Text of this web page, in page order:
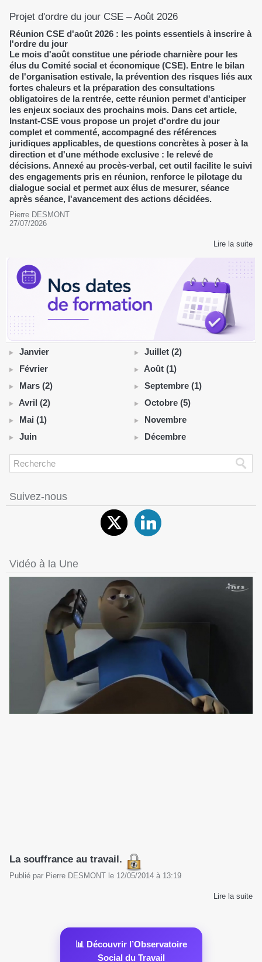
Projet d'ordre du jour CSE – Août 2026
Réunion CSE d'août 2026 : les points essentiels à inscrire à
l'ordre du jour
Le mois d'août constitue une période charnière pour les
élus du Comité social et économique (CSE). Entre le bilan
de l'organisation estivale, la prévention des risques liés aux
fortes chaleurs et la préparation des consultations
obligatoires de la rentrée, cette réunion permet d'anticiper
les enjeux sociaux des prochains mois. Dans cet article,
Instant-CSE vous propose un projet d'ordre du jour
complet et commenté, accompagné des références
juridiques applicables, de questions concrètes à poser à la
direction et d'une méthode exclusive : le relevé de
décisions. Annexé au procès-verbal, cet outil facilite le suivi
des engagements pris en réunion, renforce le pilotage du
dialogue social et permet aux élus de mesurer, séance
après séance, l'avancement des actions décidées.
Pierre DESMONT
27/07/2026
Lire la suite
Janvier
Février
Mars (2)
Avril (2)
Mai (1)
Juin
Juillet (2)
Août (1)
Septembre (1)
Octobre (5)
Novembre
Décembre
Suivez-nous
Vidéo à la Une
La souffrance au travail.
Publié par Pierre DESMONT le 12/05/2014 à 13:19
Lire la suite
📊 Découvrir l’Observatoire
Social du Travail